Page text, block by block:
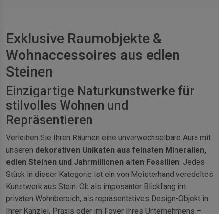
Exklusive Raumobjekte &
Wohnaccessoires aus edlen
Steinen
Einzigartige Naturkunstwerke für
stilvolles Wohnen und
Repräsentieren
Verleihen Sie Ihren Räumen eine unverwechselbare Aura mit
unseren dekorativen Unikaten aus feinsten Mineralien,
edlen Steinen und Jahrmillionen alten Fossilien. Jedes
Stück in dieser Kategorie ist ein von Meisterhand veredeltes
Kunstwerk aus Stein. Ob als imposanter Blickfang im
privaten Wohnbereich, als repräsentatives Design-Objekt in
Ihrer Kanzlei, Praxis oder im Foyer Ihres Unternehmens –